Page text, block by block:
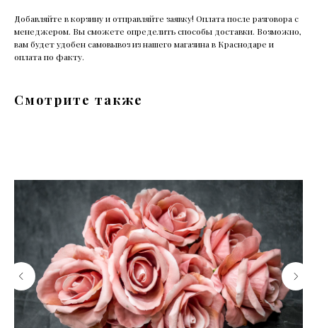
Добавляйте в корзину и отправляйте заявку! Оплата после разговора с
менеджером. Вы сможете определить способы доставки. Возможно,
вам будет удобен самовывоз из нашего магазина в Краснодаре и
оплата по факту.
Смотрите также